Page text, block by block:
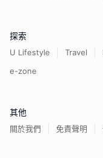
探索
U Lifestyle Travel
e-zone
其他
關於我們 免責聲明